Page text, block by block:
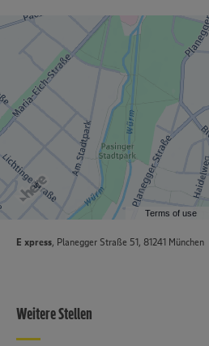
Terms of use
E xpress, Planegger Straße 51, 81241 München
Weitere Stellen